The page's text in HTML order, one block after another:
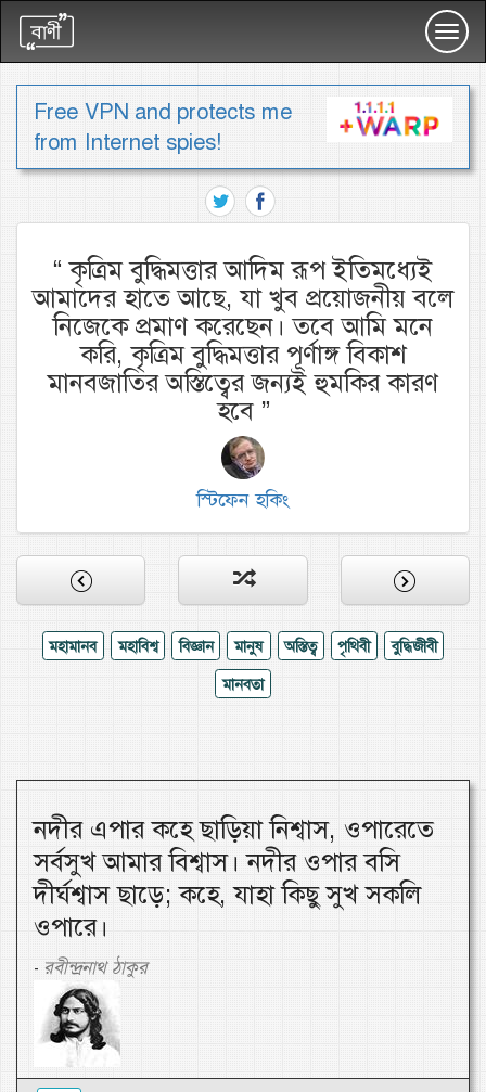
Free VPN and protects me
from Internet spies!
“কৃত্রিম বুদ্ধিমত্তার আদিম রূপ ইতিমধ্যেই
আমাদের হাতে আছে, যা খুব প্রয়োজনীয় বলে
নিজেকে প্রমাণ করেছেন। তবে আমি মনে
করি, কৃত্রিম বুদ্ধিমত্তার পূর্ণাঙ্গ বিকাশ
মানবজাতির অস্তিত্বের জন্যই হুমকির কারণ
হবে”
স্টিফেন হকিং
মহামানব মহাবিশ্ব বিজ্ঞান মানুষ অস্তিত্ব পৃথিবী
বুদ্ধিজীবী
মানবতা
নদীর এপার কহে ছাড়িয়া নিশ্বাস, ওপারেতে
সর্বসুখ আমার বিশ্বাস। নদীর ওপার বসি
দীর্ঘশ্বাস ছাড়ে; কহে, যাহা কিছু সুখ সকলি
ওপারে।
- রবীন্দ্রনাথ ঠাকুর